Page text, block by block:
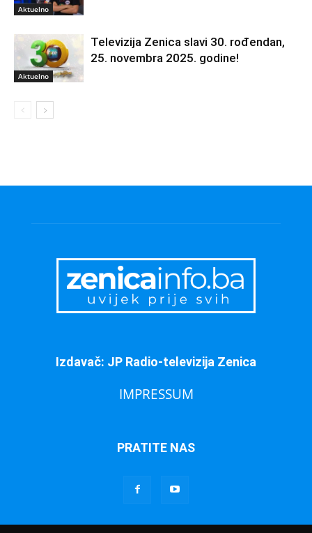
Aktuelno
Aktuelno
Televizija Zenica slavi 30. rođendan,
25. novembra 2025. godine!
Izdavač: JP Radio-televizija Zenica
IMPRESSUM
PRATITE NAS